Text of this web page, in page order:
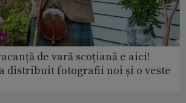
de vară scoțiană e aici!
distribuit fotografii noi și o veste